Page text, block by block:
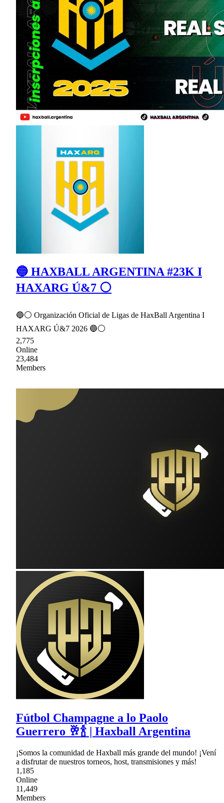
🔵 HAXBALL ARGENTINA #23K I
HAXARG Ú&7 ⚪
🔵⚪ Organización Oficial de Ligas de HaxBall Argentina I
HAXARG Ú&7 2026 🔵⚪
2,775
Online
23,484
Members
Fútbol Champagne a lo Paolo
Guerrero 🥂🍾 | Haxball Argentina
¡Somos la comunidad de Haxball más grande del mundo! ¡Vení
a disfrutar de nuestros torneos, host, transmisiones y más!
1,185
Online
11,449
Members